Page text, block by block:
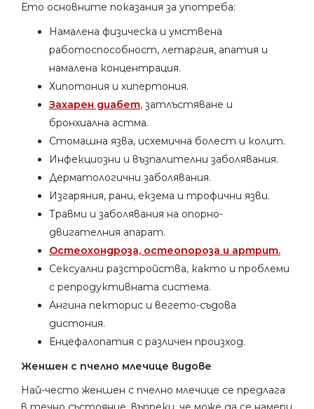
Ето основните показания за употреба:
Намалена физическа и умствена
работоспособност, летаргия, апатия и
намалена концентрация.
Хипотония и хипертония.
Захарен диабет, затлъстяване и
бронхиална астма.
Стомашна язва, исхемична болест и колит.
Инфекциозни и възпалителни заболявания.
Дерматологични заболявания.
Изгаряния, рани, екзема и трофични язви.
Травми и заболявания на опорно-
двигателния апарат.
Остеохондроза, остеопороза и артрит.
Сексуални разстройства, както и проблеми
с репродуктивната система.
Ангина пекторис и вегето-съдова
дистония.
Енцефалопатия с различен произход.
Женшен с пчелно млечице видове
Най-често женшен с пчелно млечице се предлага